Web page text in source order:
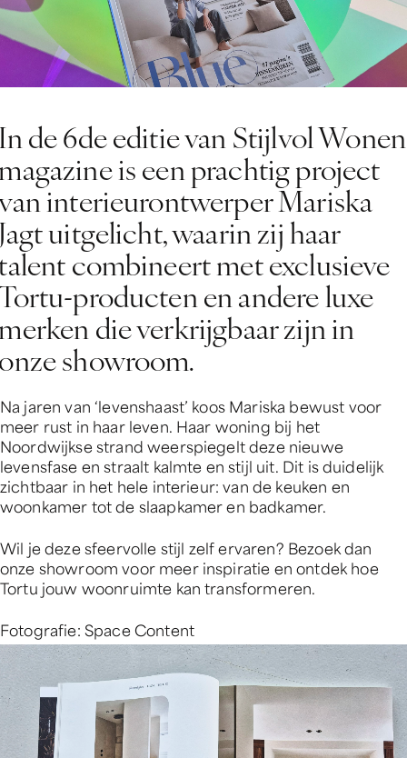
de 6de editie van Stijlvol Wonen
is een prachtig project
interieurontwerper Mariska
uitgelicht, waarin zij haar
combineert met exclusieve
producten en andere luxe
die verkrijgbaar zijn in
showroom.
Na jaren van ‘levenshaast’ koos Mariska bewust voor
meer rust in haar leven. Haar woning bij het
Noordwijkse strand weerspiegelt deze nieuwe
levensfase en straalt kalmte en stijl uit. Dit is duidelijk
zichtbaar in het hele interieur: van de keuken en
woonkamer tot de slaapkamer en badkamer.
Wil je deze sfeervolle stijl zelf ervaren? Bezoek dan
onze showroom voor meer inspiratie en ontdek hoe
Tortu jouw woonruimte kan transformeren.
Fotografie: Space Content